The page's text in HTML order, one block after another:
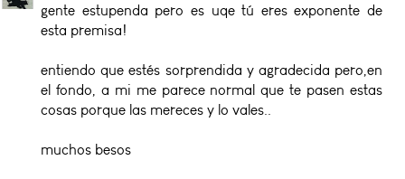
gente estupenda pero es uqe tú eres exponente de
esta premisa!
entiendo que estés sorprendida y agradecida pero,en
el fondo, a mi me parece normal que te pasen estas
cosas porque las mereces y lo vales..
muchos besos